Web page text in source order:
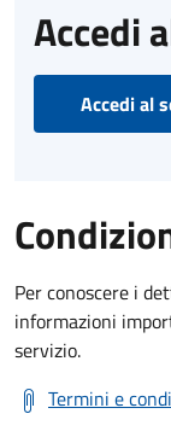
Accedi
Accedi al
Per conoscere i
informazioni
servizio.
Termini e